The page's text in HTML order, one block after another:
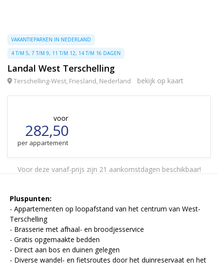
VAKANTIEPARKEN IN NEDERLAND
4 T/M 5, 7 T/M 9, 11 T/M 12, 14 T/M 16 DAGEN
Landal West Terschelling
Terschelling-West, Friesland, Nederland bekijk op kaart
voor
282,50
per appartement
Voor deze vanaf-prijs zijn 21 aankomstdagen beschikbaar!
Pluspunten:
- Appartementen op loopafstand van het centrum van West-
Terschelling
- Brasserie met afhaal- en broodjesservice
- Gratis opgemaakte bedden
- Direct aan bos en duinen gelegen
- Diverse wandel- en fietsroutes door het duinreservaat en het